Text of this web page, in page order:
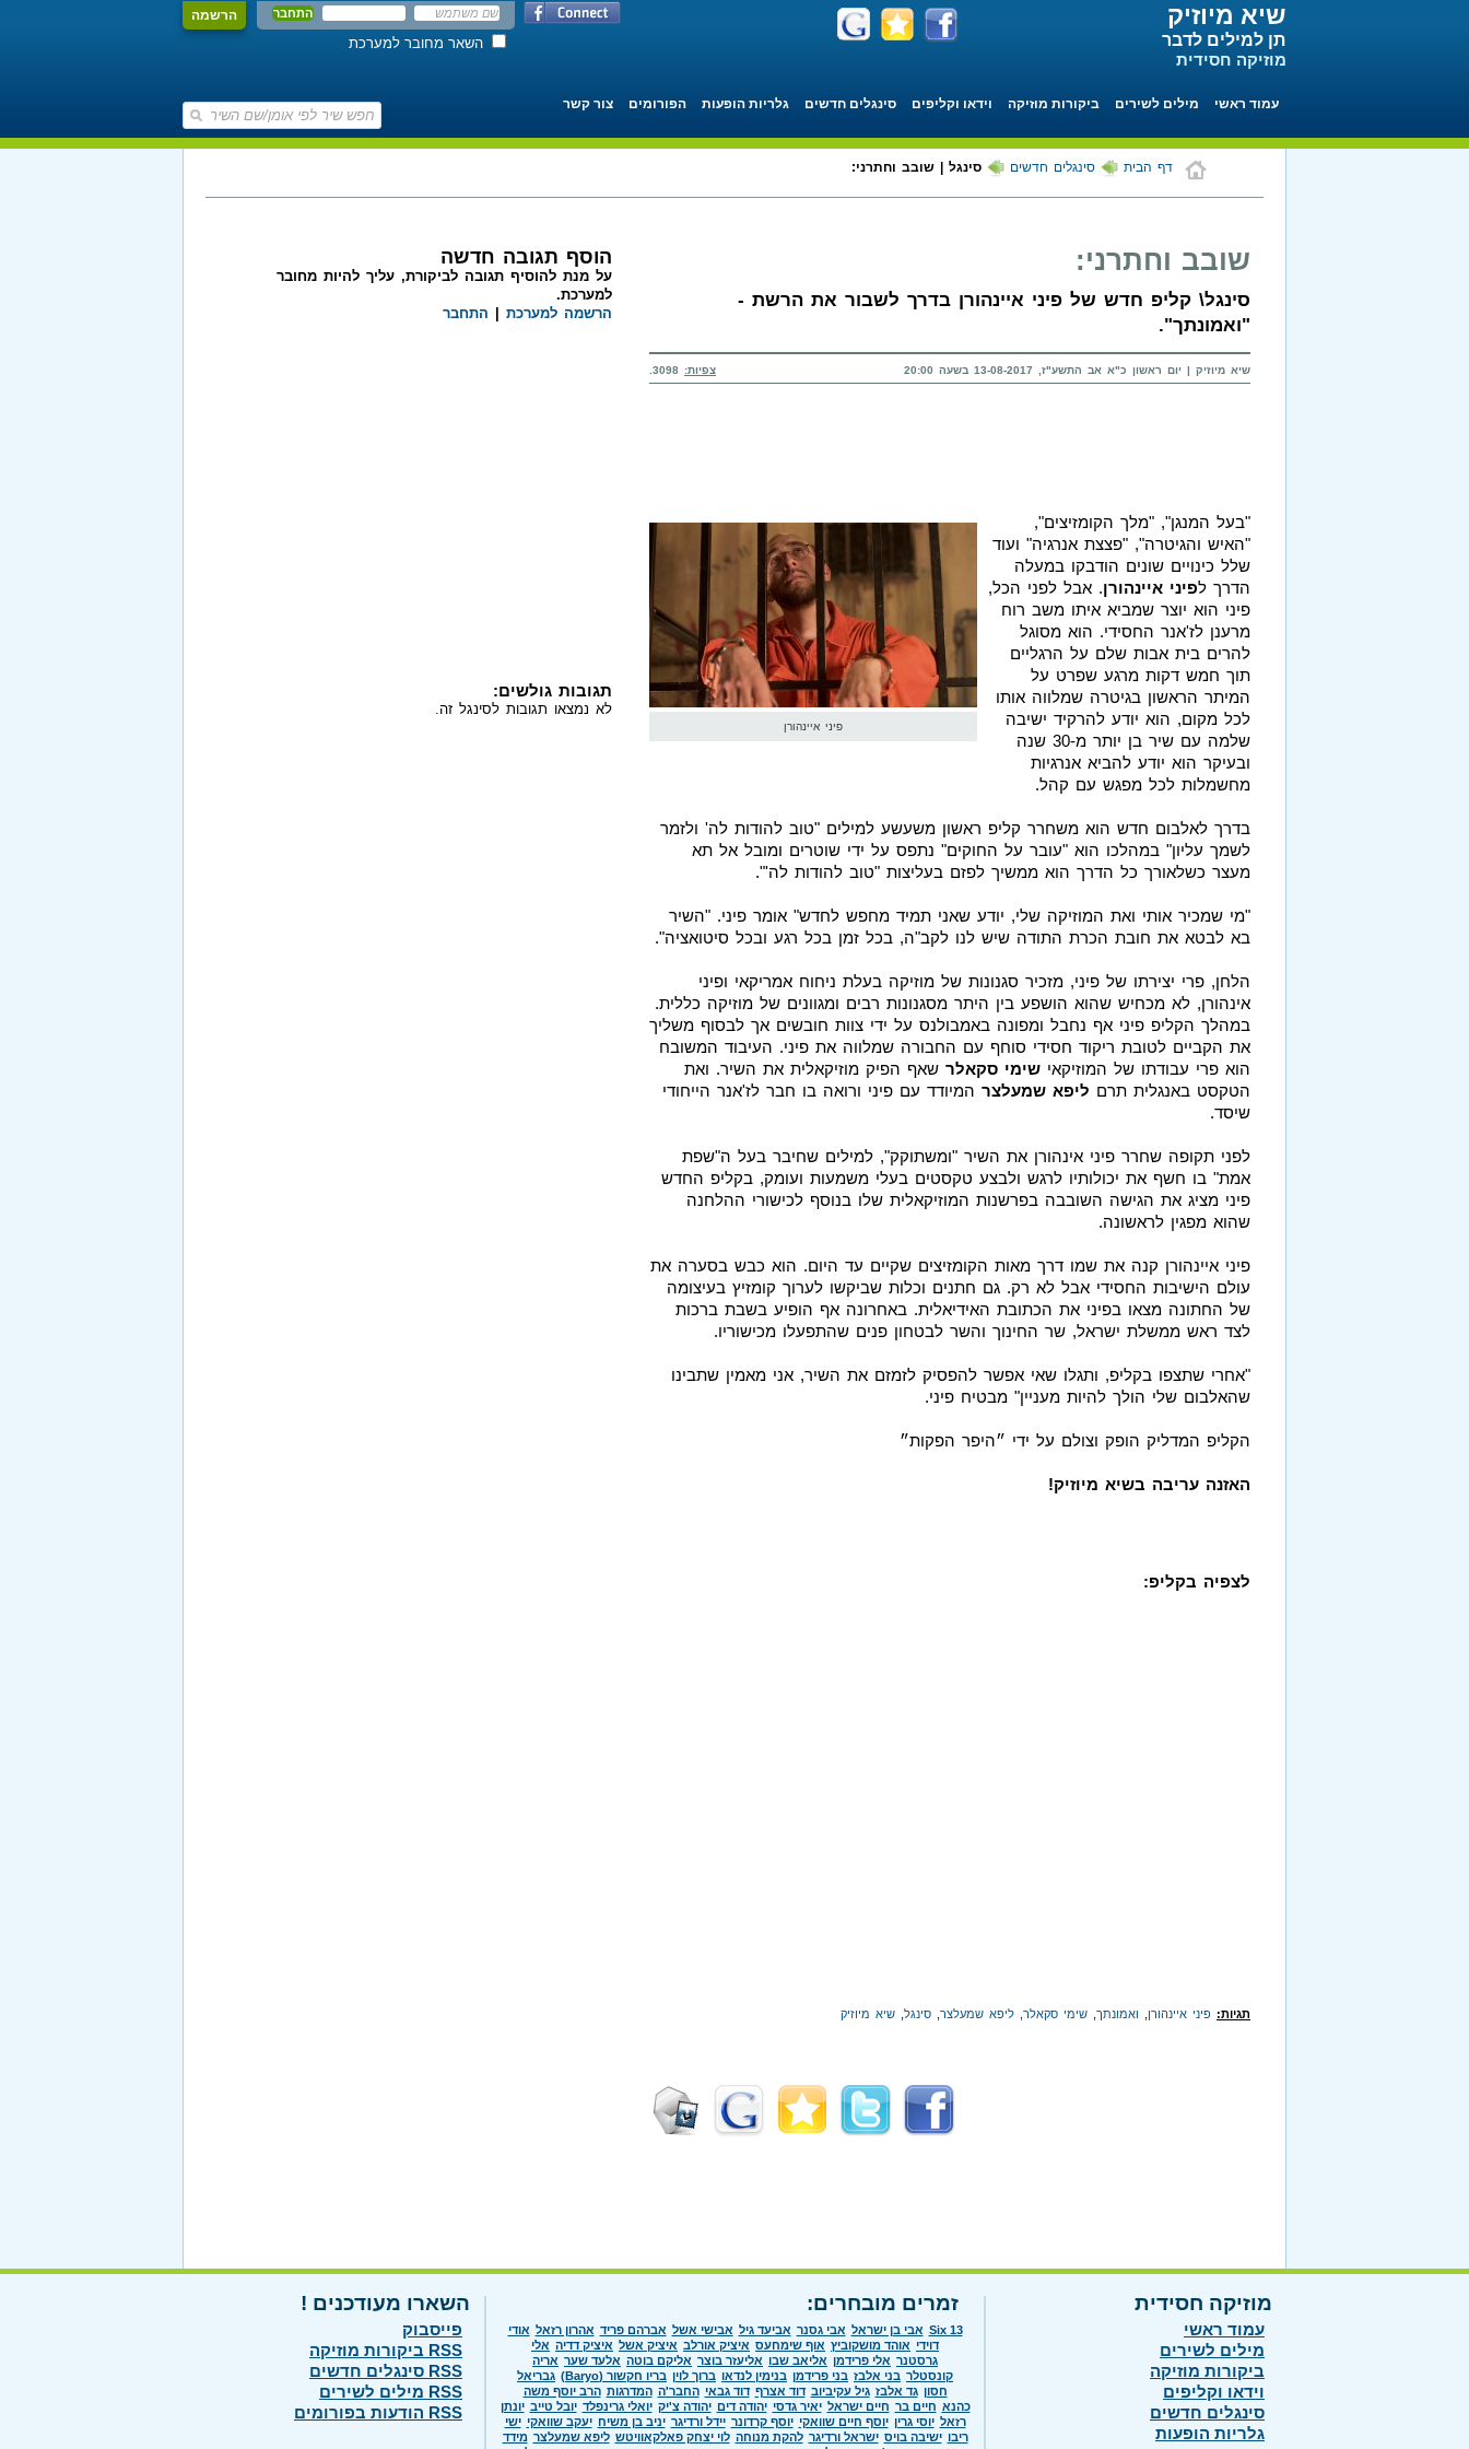
הרשמה
השאר מחובר למערכת
שיא מיוזיק
תן למילים לדבר
מוזיקה חסידית
עמוד ראשי מילים לשירים ביקורות מוזיקה וידאו וקליפים סינגלים חדשים גלריות הופעות הפורומים צור קשר
דף הבית סינגלים חדשים סינגל | שובב וחתרני:
שובב וחתרני:
סינגל\ קליפ חדש של פיני איינהורן בדרך לשבור את הרשת -
"ואמונתך".
שיא מיוזיק | יום ראשון כ"א אב התשע"ז, 13-08-2017 בשעה 20:00 צפיות:
פיני איינהורן
"בעל המנגן", "מלך הקומזיצים",
"האיש והגיטרה", "פצצת אנרגיה" ועוד
שלל כינויים שונים הודבקו במעלה
הדרך לפיני איינהורן. אבל לפני הכל,
פיני הוא יוצר שמביא איתו משב רוח
מרענן לז'אנר החסידי. הוא מסוגל
להרים בית אבות שלם על הרגליים
תוך חמש דקות מרגע שפרט על
המיתר הראשון בגיטרה שמלווה אותו
לכל מקום, הוא יודע להרקיד ישיבה
שלמה עם שיר בן יותר מ-30 שנה
ובעיקר הוא יודע להביא אנרגיות
מחשמלות לכל מפגש עם קהל.
בדרך לאלבום חדש הוא משחרר קליפ ראשון משעשע למילים "טוב להודות לה' ולזמר
לשמך עליון" במהלכו הוא "עובר על החוקים" נתפס על ידי שוטרים ומובל אל תא
מעצר כשלאורך כל הדרך הוא ממשיך לפזם בעליצות "טוב להודות לה'".
"מי שמכיר אותי ואת המוזיקה שלי, יודע שאני תמיד מחפש לחדש" אומר פיני. "השיר
בא לבטא את חובת הכרת התודה שיש לנו לקב"ה, בכל זמן בכל רגע ובכל סיטואציה".
הלחן, פרי יצירתו של פיני, מזכיר סגנונות של מוזיקה בעלת ניחוח אמריקאי ופיני
אינהורן, לא מכחיש שהוא הושפע בין היתר מסגנונות רבים ומגוונים של מוזיקה כללית.
במהלך הקליפ פיני אף נחבל ומפונה באמבולנס על ידי צוות חובשים אך לבסוף משליך
את הקביים לטובת ריקוד חסידי סוחף עם החבורה שמלווה את פיני. העיבוד המשובח
הוא פרי עבודתו של המוזיקאי שימי סקאלר שאף הפיק מוזיקאלית את השיר. ואת
הטקסט באנגלית תרם ליפא שמעלצר המיודד עם פיני ורואה בו חבר לז'אנר הייחודי
שיסד.
לפני תקופה שחרר פיני אינהורן את השיר "ומשתוקק", למילים שחיבר בעל ה"שפת
אמת" בו חשף את יכולותיו לרגש ולבצע טקסטים בעלי משמעות ועומק, בקליפ החדש
פיני מציג את הגישה השובבה בפרשנות המוזיקאלית שלו בנוסף לכישורי ההלחנה
שהוא מפגין לראשונה.
פיני איינהורן קנה את שמו דרך מאות הקומזיצים שקיים עד היום. הוא כבש בסערה את
עולם הישיבות החסידי אבל לא רק. גם חתנים וכלות שביקשו לערוך קומזיץ בעיצומה
של החתונה מצאו בפיני את הכתובת האידיאלית. באחרונה אף הופיע בשבת ברכות
לצד ראש ממשלת ישראל, שר החינוך והשר לבטחון פנים שהתפעלו מכישוריו.
"אחרי שתצפו בקליפ, ותגלו שאי אפשר להפסיק לזמזם את השיר, אני מאמין שתבינו
שהאלבום שלי הולך להיות מעניין" מבטיח פיני.
הקליפ המדליק הופק וצולם על ידי ״היפר הפקות״
האזנה עריבה בשיא מיוזיק!
לצפיה בקליפ:
תגיות: פיני איינהורן ואמונתך שימי סקאלר ליפא שמעלצר סינגל שיא מיוזיק
הוסף תגובה חדשה
על מנת להוסיף תגובה לביקורת, עליך להיות מחובר
למערכת.
הרשמה למערכת
התחבר
תגובות גולשים:
לא נמצאו תגובות לסינגל זה.
מוזיקה חסידית
עמוד ראשי
מילים לשירים
ביקורות מוזיקה
וידאו וקליפים
סינגלים חדשים
גלריות הופעות
זמרים מובחרים:
Six 13 אבי בן ישראל אבי גסנר אביעד גיל אבישי אשל אברהם פריד אהרון רזאל אודי
דוידי אוהד מושקוביץ אוף שימחעס איציק אורלב איציק אשל איציק דדיה אלי
גרסטנר אלי פרידמן אליאב שבו אליעזר בוצר אליקם בוטה אלעד שער אריה
קונסטלר בני אלבז בני פרידמן בנימין לנדאו ברוך לוין בריו חקשור (Baryo)
גבריאל
חסון גד אלבז גיל עקיביוב דוד אצרף דוד גבאי החבר'ה המדרגות הרב יוסף משה
כהנא חיים בר חיים ישראל יאיר גדסי יהודה דים יהודה צ'יק יואלי גרינפלד יובל טייב יונתן
רזאל יוסי גרין יוסף חיים שוואקי יוסף קרדונר יידל ורדיגר יניב בן משיח יעקב שוואקי ישי
ריבו ישיבה בויס ישראל ורדיגר להקת מנוחה לוי יצחק פאלקאוויטש ליפא שמעלצר מידד
השארו מעודכנים !
פייסבוק
RSS ביקורות מוזיקה
RSS סינגלים חדשים
RSS מילים לשירים
RSS הודעות בפורומים